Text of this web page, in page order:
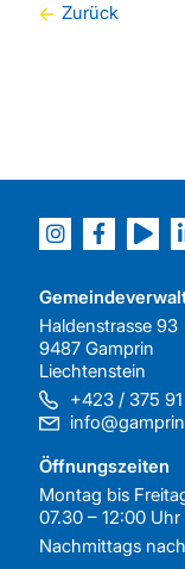
Zurück
Haldenstrasse 93
9487 Gamprin
Liechtenstein
+423 / 375
Öffnungszeiten
Montag bis
07.30 – 12:00
Nachmittags nach